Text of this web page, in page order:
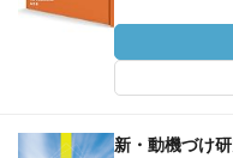
新・動機づけ